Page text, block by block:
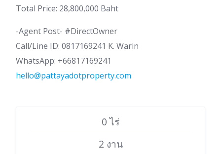
Total Price: 28,800,000 Baht
-Agent Post- #DirectOwner
Call/Line ID: 0817169241 K. Warin
WhatsApp: +66817169241
hello@pattayadotproperty.com
0 ไร่
2 งาน